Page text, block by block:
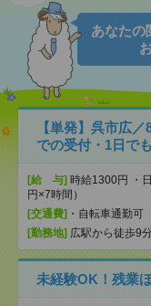
あなたの
【単発】呉市広
での受付・1日で
[給 与] 時給1300円 ・
円×7時間）
[交通費] ・自転車通勤可
[勤務地] 広駅から徒歩9
未経験OK！残業